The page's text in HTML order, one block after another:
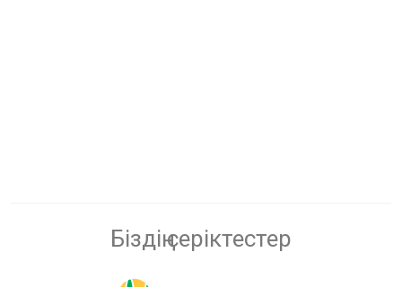
Біздің серіктестер